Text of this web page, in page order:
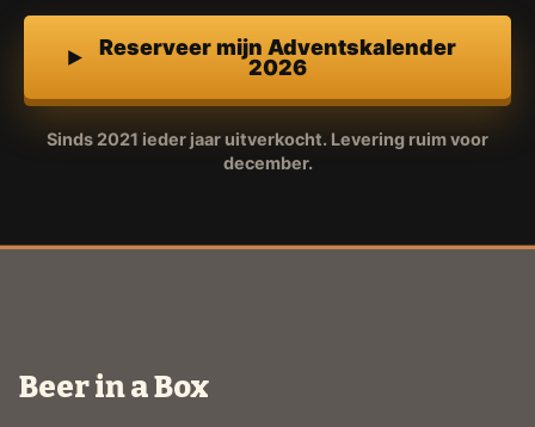
Reserveer mijn Adventskalender
2026
Sinds 2021 ieder jaar uitverkocht. Levering ruim voor
december.
Beer in a Box